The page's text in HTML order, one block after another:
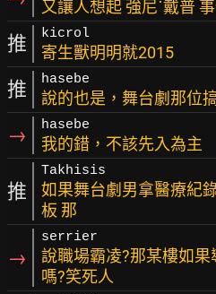
又讓人想起 強尼˙戴普 事
推 kicrol
寄生獸明明就2015
推 hasebe
說的也是，舞台劇那位
→ hasebe
我的錯，不該先入為主
推
Takhisis
如果舞台劇男拿醫療紀
板 那
→
serrier
說職場霸凌?那某樓如
嗎?笑死人